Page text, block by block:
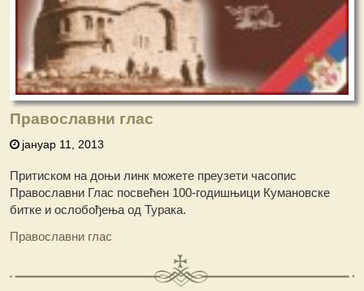
Православни глас
јануар 11, 2013
Притиском на доњи линк можете преузети часопис
Православни Глас посвећен 100-годишњици Кумановске
битке и ослобођења од Турака.
Православни глас